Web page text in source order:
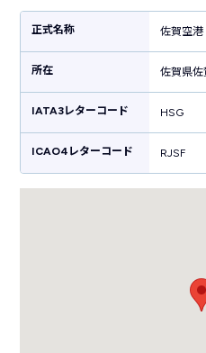
利用できるユニバーサルデザインにも
工芸品・お土産を販売するお店や、
ルメを楽しめるレストランが併設さ
した施設や佐賀の魅力を発信するラ
たくさん。佐賀・福岡の19エリアへ
へはアクセスバスが運行しておりアク
正式名称 佐賀空港
所在 佐賀県佐
IATA3レターコード HSG
ICAO4レターコード RJSF